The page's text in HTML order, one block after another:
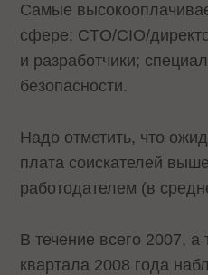
Самые
сфере: CTO/CIO/
и разработчики;
безопасности.
Надо отметить, что
плата соискателей
работодателем (в
В течение всего 2007, а
квартала 2008 года